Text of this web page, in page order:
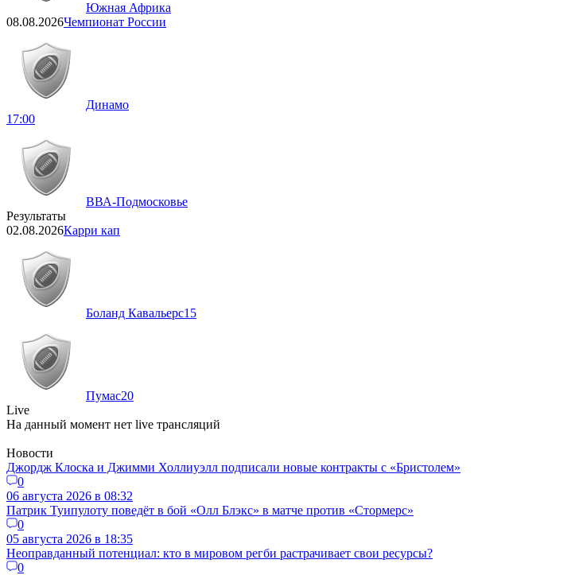
Южная Африка
08.08.2026Чемпионат России
Динамо
17:00
ВВА-Подмосковье
Результаты
02.08.2026Карри кап
Боланд Кавальерс15
Пумас20
Live
На данный момент нет live трансляций
Новости
Джордж Клоска и Джимми Холлиуэлл подписали новые контракты с «Бристолем»
0
06 августа 2026 в 08:32
Патрик Туипулоту поведёт в бой «Олл Блэкс» в матче против «Стормерс»
0
05 августа 2026 в 18:35
Неоправданный потенциал: кто в мировом регби растрачивает свои ресурсы?
0